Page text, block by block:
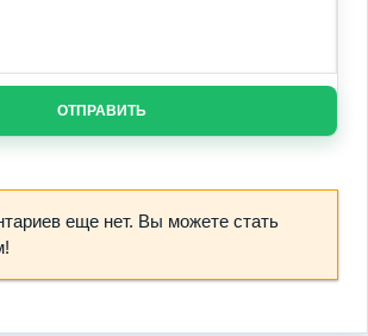
ОТПРАВИТЬ
еще нет. Вы можете стать